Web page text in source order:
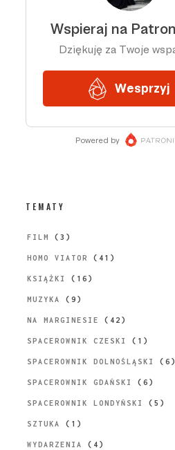
TEMATY
FILM (3)
HOMO VIATOR (41)
KSIĄŻKI (16)
MUZYKA (9)
NA MARGINESIE (42)
SPACEROWNIK CZESKI (1)
SPACEROWNIK DOLNOŚLĄSKI (6)
SPACEROWNIK GDAŃSKI (6)
SPACEROWNIK LONDYŃSKI (5)
SZTUKA (1)
WYDARZENIA (4)